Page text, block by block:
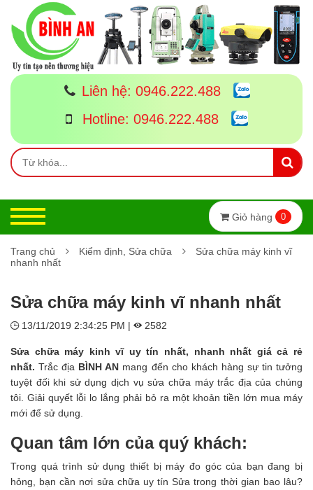
Liên hệ: 0946.222.488
Hotline: 0946.222.488
Giỏ hàng 0
Trang chủ Kiểm định, Sửa chữa
Sửa chữa máy kinh vĩ
nhanh nhất
Sửa chữa máy kinh vĩ nhanh nhất
13/11/2019 2:34:25 PM | 2582
Sửa chữa máy kinh vĩ uy tín nhất, nhanh nhất giá cả rẻ
nhất. Trắc địa BÌNH AN mang đến cho khách hàng sự tin tưởng
tuyệt đối khi sử dụng dịch vụ sửa chữa máy trắc địa của chúng
tôi. Giải quyết lỗi lo lắng phải bỏ ra một khoản tiền lớn mua máy
mới để sử dụng.
Quan tâm lớn của quý khách:
Trong quá trình sử dụng thiết bị máy đo góc của bạn đang bị
hỏng, bạn cần nơi sửa chữa uy tín Sửa trong thời gian bao lâu?